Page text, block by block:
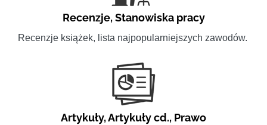
Recenzje,Stanowiska pracy
Recenzje książek, lista najpopularniejszych zawodów.
Artykuły,Artykuły cd., Prawo